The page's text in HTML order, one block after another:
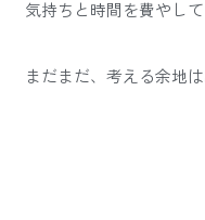
気持ちと時間を費やして
まだまだ、考える余地は